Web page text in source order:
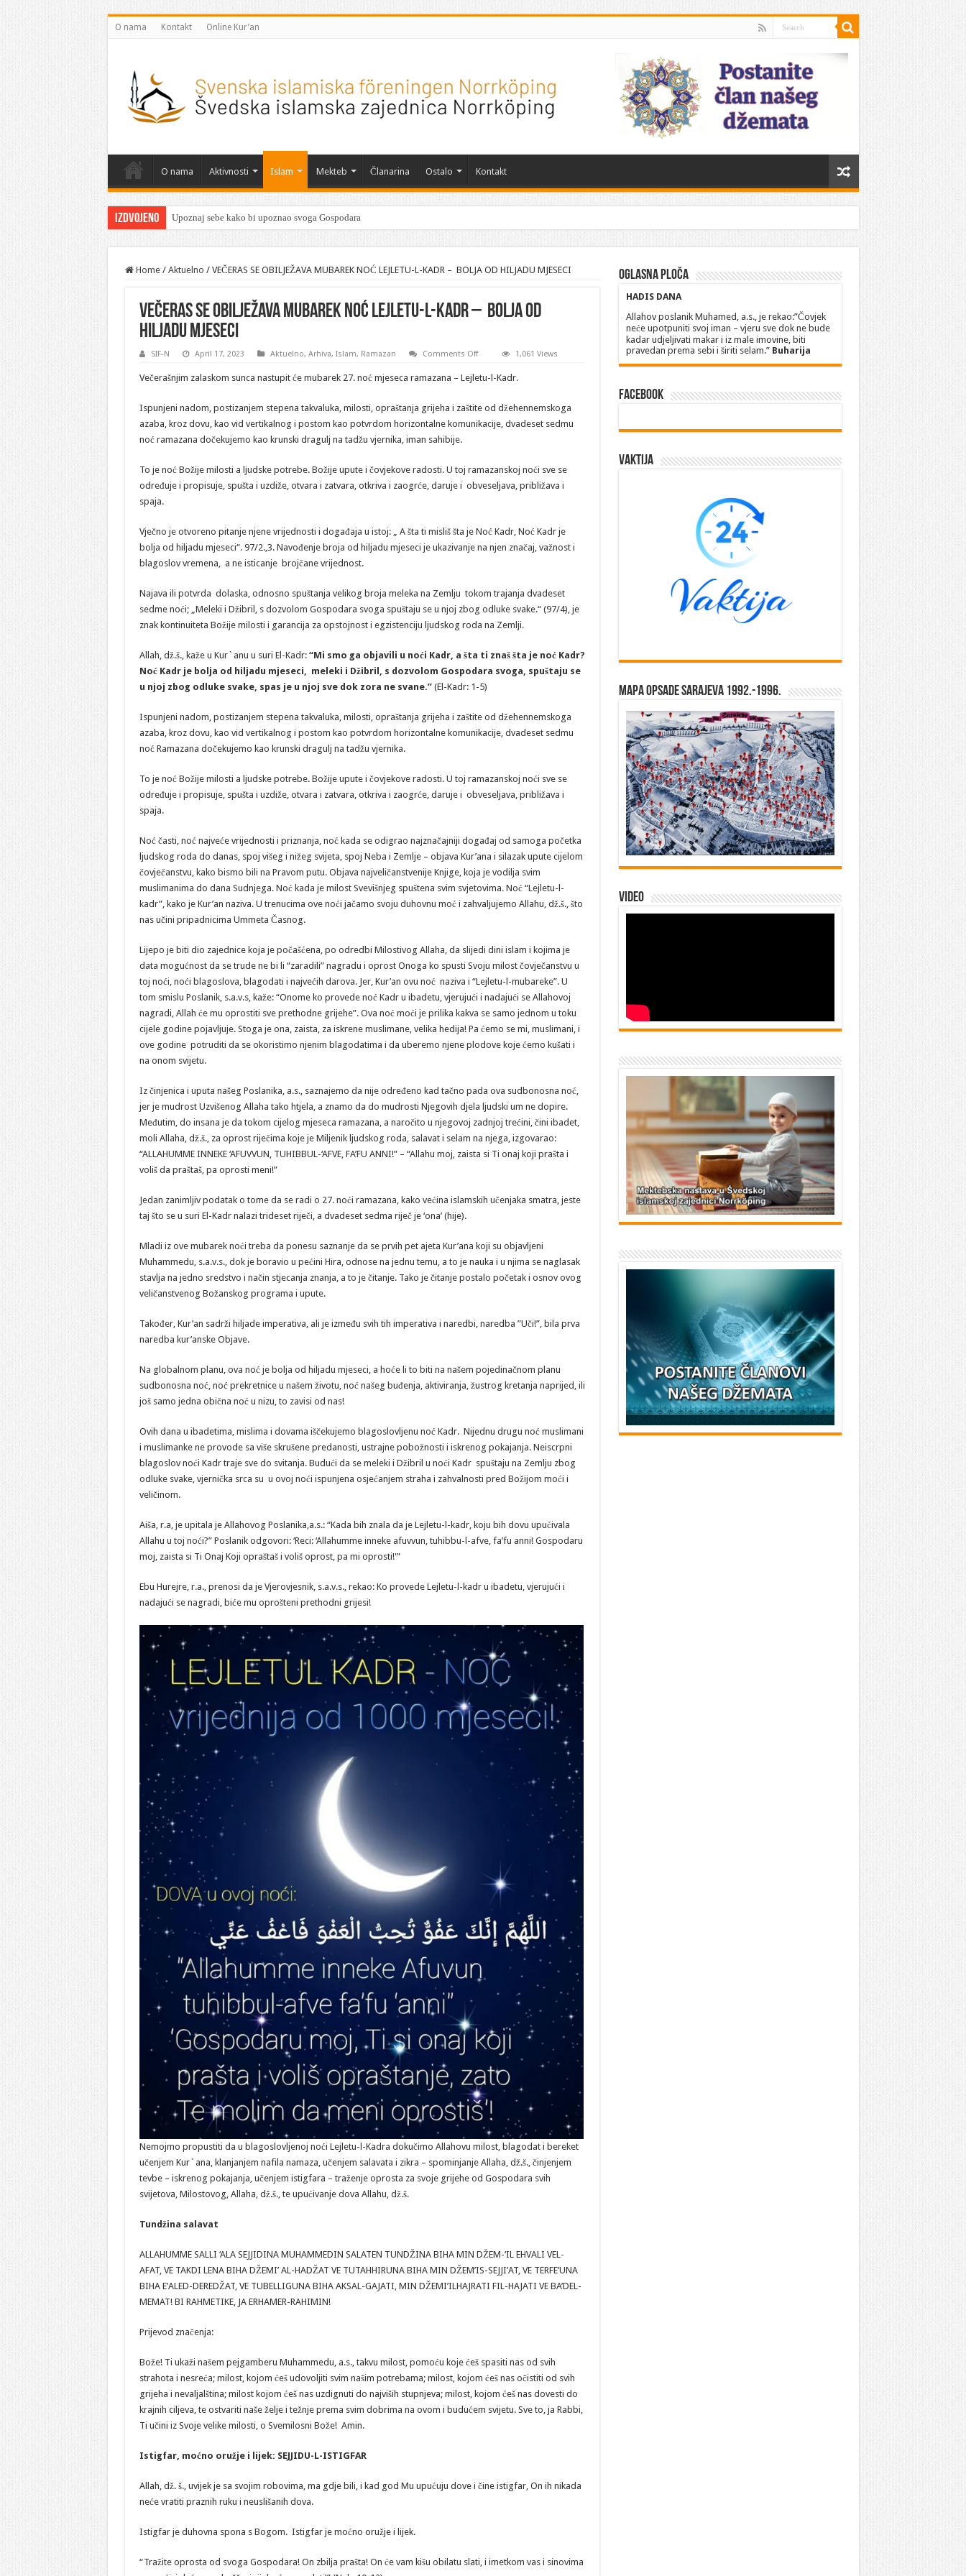
O nama Kontakt Online Kur’an
O nama Aktivnosti Islam Mekteb Članarina Ostalo Kontakt
Izdvojeno Upoznaj sebe kako bi upoznao svoga Gospodara
Nova hidžretska 1448. godina
Home / Aktuelno / VEČERAS SE OBILJEŽAVA MUBAREK NOĆ LEJLETU-L-KADR – BOLJA OD HILJADU MJESECI
VEČERAS SE OBILJEŽAVA MUBAREK NOĆ LEJLETU-L-KADR – BOLJA OD
HILJADU MJESECI
SIF-N April 17, 2023 Aktuelno, Arhiva, Islam, Ramazan Comments Offon
OBILJEŽAVA
LEJLETU-
L-
KADR
HILJADU
MJESECI
1,061 Views
Večerašnjim zalaskom sunca nastupit će mubarek 27. noć mjeseca ramazana – Lejletu-l-Kadr.
Ispunjeni nadom, postizanjem stepena takvaluka, milosti, opraštanja grijeha i zaštite od džehennemskoga
azaba, kroz dovu, kao vid vertikalnog i postom kao potvrdom horizontalne komunikacije, dvadeset sedmu
noć ramazana dočekujemo kao krunski dragulj na tadžu vjernika, iman sahibije.
To je noć Božije milosti a ljudske potrebe. Božije upute i čovjekove radosti. U toj ramazanskoj noći sve se
određuje i propisuje, spušta i uzdiže, otvara i zatvara, otkriva i zaogrće, daruje i obveseljava, približava i
spaja.
Vječno je otvoreno pitanje njene vrijednosti i događaja u istoj: „ A šta ti misliš šta je Noć Kadr, Noć Kadr je
bolja od hiljadu mjeseci“. 97/2.,3. Navođenje broja od hiljadu mjeseci je ukazivanje na njen značaj, važnost i
blagoslov vremena, a ne isticanje brojčane vrijednost.
Najava ili potvrda dolaska, odnosno spuštanja velikog broja meleka na Zemlju tokom trajanja dvadeset
sedme noći; „Meleki i Džibril, s dozvolom Gospodara svoga spuštaju se u njoj zbog odluke svake.“ (97/4), je
znak kontinuiteta Božije milosti i garancija za opstojnost i egzistenciju ljudskog roda na Zemlji.
Allah, dž.š., kaže u Kur`anu u suri El-Kadr:“Mi smo ga objavili u noći Kadr, a šta ti znaš šta je noć Kadr?
Noć Kadr je bolja od hiljadu mjeseci, meleki i Džibril, s dozvolom Gospodara svoga, spuštaju se
u njoj zbog odluke svake, spas je u njoj sve dok zora ne svane.”(El-Kadr: 1-5)
Ispunjeni nadom, postizanjem stepena takvaluka, milosti, opraštanja grijeha i zaštite od džehennemskoga
azaba, kroz dovu, kao vid vertikalnog i postom kao potvrdom horizontalne komunikacije, dvadeset sedmu
noć Ramazana dočekujemo kao krunski dragulj na tadžu vjernika.
To je noć Božije milosti a ljudske potrebe. Božije upute i čovjekove radosti. U toj ramazanskoj noći sve se
određuje i propisuje, spušta i uzdiže, otvara i zatvara, otkriva i zaogrće, daruje i obveseljava, približava i
spaja.
Noć časti, noć najveće vrijednosti i priznanja, noć kada se odigrao najznačajniji događaj od samoga početka
ljudskog roda do danas, spoj višeg i nižeg svijeta, spoj Neba i Zemlje – objava Kur’ana i silazak upute cijelom
čovječanstvu, kako bismo bili na Pravom putu. Objava najveličanstvenije Knjige, koja je vodilja svim
muslimanima do dana Sudnjega. Noć kada je milost Svevišnjeg spuštena svim svjetovima. Noć “Lejletu-l-
kadr”, kako je Kur’an naziva. U trenucima ove noći jačamo svoju duhovnu moć i zahvaljujemo Allahu, dž.š., što
nas učini pripadnicima Ummeta Časnog.
Lijepo je biti dio zajednice koja je počašćena, po odredbi Milostivog Allaha, da slijedi dini islam i kojima je
data mogućnost da se trude ne bi li “zaradili” nagradu i oprost Onoga ko spusti Svoju milost čovječanstvu u
toj noći, noći blagoslova, blagodati i najvećih darova. Jer, Kur’an ovu noć naziva i “Lejletu-l-mubareke”. U
tom smislu Poslanik, s.a.v.s, kaže: “Onome ko provede noć Kadr u ibadetu, vjerujući i nadajući se Allahovoj
nagradi, Allah će mu oprostiti sve prethodne grijehe”. Ova noć moći je prilika kakva se samo jednom u toku
cijele godine pojavljuje. Stoga je ona, zaista, za iskrene muslimane, velika hedija! Pa ćemo se mi, muslimani, i
ove godine potruditi da se okoristimo njenim blagodatima i da uberemo njene plodove koje ćemo kušati i
na onom svijetu.
Iz činjenica i uputa našeg Poslanika, a.s., saznajemo da nije određeno kad tačno pada ova sudbonosna noć,
jer je mudrost Uzvišenog Allaha tako htjela, a znamo da do mudrosti Njegovih djela ljudski um ne dopire.
Međutim, do insana je da tokom cijelog mjeseca ramazana, a naročito u njegovoj zadnjoj trećini, čini ibadet,
moli Allaha, dž.š., za oprost riječima koje je Miljenik ljudskog roda, salavat i selam na njega, izgovarao:
“ALLAHUMME INNEKE ‘AFUVVUN, TUHIBBUL-‘AFVE, FA’FU ANNI!” – “Allahu moj, zaista si Ti onaj koji prašta i
voliš da praštaš, pa oprosti meni!”
Jedan zanimljiv podatak o tome da se radi o 27. noći ramazana, kako većina islamskih učenjaka smatra, jeste
taj što se u suri El-Kadr nalazi trideset riječi, a dvadeset sedma riječ je ‘ona’ (hije).
Mladi iz ove mubarek noći treba da ponesu saznanje da se prvih pet ajeta Kur’ana koji su objavljeni
Muhammedu, s.a.v.s., dok je boravio u pećini Hira, odnose na jednu temu, a to je nauka i u njima se naglasak
stavlja na jedno sredstvo i način stjecanja znanja, a to je čitanje. Tako je čitanje postalo početak i osnov ovog
veličanstvenog Božanskog programa i upute.
Također, Kur’an sadrži hiljade imperativa, ali je između svih tih imperativa i naredbi, naredba ”Uči!”, bila prva
naredba kur’anske Objave.
Na globalnom planu, ova noć je bolja od hiljadu mjeseci, a hoće li to biti na našem pojedinačnom planu
sudbonosna noć, noć prekretnice u našem životu, noć našeg buđenja, aktiviranja, žustrog kretanja naprijed, ili
još samo jedna obična noć u nizu, to zavisi od nas!
Ovih dana u ibadetima, mislima i dovama iščekujemo blagoslovljenu noć Kadr. Nijednu drugu noć muslimani
i muslimanke ne provode sa više skrušene predanosti, ustrajne pobožnosti i iskrenog pokajanja. Neiscrpni
blagoslov noći Kadr traje sve do svitanja. Budući da se meleki i Džibril u noći Kadr spuštaju na Zemlju zbog
odluke svake, vjernička srca su u ovoj noći ispunjena osjećanjem straha i zahvalnosti pred Božijom moći i
veličinom.
Aiša, r.a, je upitala je Allahovog Poslanika,a.s.: “Kada bih znala da je Lejletu-l-kadr, koju bih dovu upućivala
Allahu u toj noći?” Poslanik odgovori: ‘Reci: ‘Allahumme inneke afuvvun, tuhibbu-l-afve, fa’fu anni! Gospodaru
moj, zaista si Ti Onaj Koji opraštaš i voliš oprost, pa mi oprosti!'”
Ebu Hurejre, r.a., prenosi da je Vjerovjesnik, s.a.v.s., rekao: Ko provede Lejletu-l-kadr u ibadetu, vjerujući i
nadajući se nagradi, biće mu oprošteni prethodni grijesi!
Nemojmo propustiti da u blagoslovljenoj noći Lejletu-l-Kadra dokučimo Allahovu milost, blagodat i bereket
učenjem Kur`ana, klanjanjem nafila namaza, učenjem salavata i zikra – spominjanje Allaha, dž.š., činjenjem
tevbe – iskrenog pokajanja, učenjem istigfara – traženje oprosta za svoje grijehe od Gospodara svih
svijetova, Milostovog, Allaha, dž.š., te upućivanje dova Allahu, dž.š.
Tundžina salavat
ALLAHUMME SALLI ‘ALA SEJJIDINA MUHAMMEDIN SALATEN TUNDŽINA BIHA MIN DŽEM-‘IL EHVALI VEL-
AFAT, VE TAKDI LENA BIHA DŽEMI’ AL-HADŽAT VE TUTAHHIRUNA BIHA MIN DŽEM’IS-SEJJI’AT, VE TERFE’UNA
BIHA E’ALED-DEREDŽAT, VE TUBELLIGUNA BIHA AKSAL-GAJATI, MIN DŽEMI’ILHAJRATI FIL-HAJATI VE BA’DEL-
MEMAT! BI RAHMETIKE, JA ERHAMER-RAHIMIN!
Prijevod značenja:
Bože! Ti ukaži našem pejgamberu Muhammedu, a.s., takvu milost, pomoću koje ćeš spasiti nas od svih
strahota i nesreća; milost, kojom ćeš udovoljiti svim našim potrebama; milost, kojom ćeš nas očistiti od svih
grijeha i nevaljalština; milost kojom ćeš nas uzdignuti do najviših stupnjeva; milost, kojom ćeš nas dovesti do
krajnih ciljeva, te ostvariti naše želje i težnje prema svim dobrima na ovom i budućem svijetu. Sve to, ja Rabbi,
Ti učini iz Svoje velike milosti, o Svemilosni Bože! Amin.
Istigfar, moćno oružje i lijek: SEJJIDU-L-ISTIGFAR
Allah, dž. š., uvijek je sa svojim robovima, ma gdje bili, i kad god Mu upućuju dove i čine istigfar, On ih nikada
neće vratiti praznih ruku i neuslišanih dova.
Istigfar je duhovna spona s Bogom. Istigfar je moćno oružje i lijek.
“Tražite oprosta od svoga Gospodara! On zbilja prašta! On će vam kišu obilatu slati, i imetkom vas i sinovima
Oglasna ploča
HADIS DANA
Allahov poslanik Muhamed, a.s., je rekao:”Čovjek
neće upotpuniti svoj iman – vjeru sve dok ne bude
kadar udjeljivati makar i iz male imovine, biti
pravedan prema sebi i širiti selam.” Buharija
Facebook
Vaktija
Mapa opsade Sarajeva 1992.-1996.
Video